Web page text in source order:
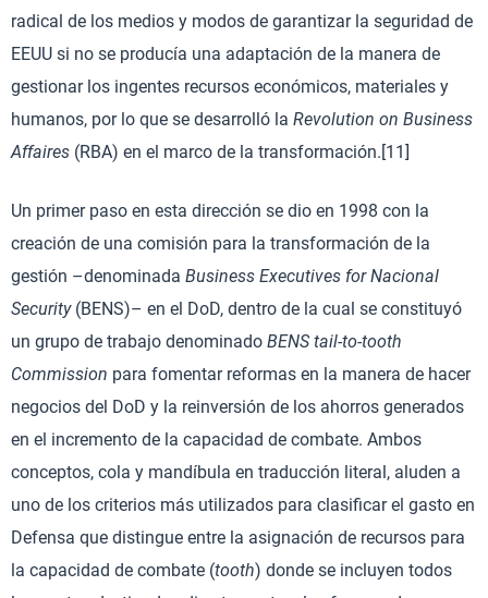
radical de los medios y modos de garantizar la seguridad de
EEUU si no se producía una adaptación de la manera de
gestionar los ingentes recursos económicos, materiales y
humanos, por lo que se desarrolló la Revolution on Business
Affaires (RBA) en el marco de la transformación.[11]
Un primer paso en esta dirección se dio en 1998 con la
creación de una comisión para la transformación de la
gestión –denominada Business Executives for Nacional
Security(BENS)– en el DoD, dentro de la cual se constituyó
un grupo de trabajo denominado BENS tail-to-tooth
Commission para fomentar reformas en la manera de hacer
negocios del DoD y la reinversión de los ahorros generados
en el incremento de la capacidad de combate. Ambos
conceptos, cola y mandíbula en traducción literal, aluden a
uno de los criterios más utilizados para clasificar el gasto en
Defensa que distingue entre la asignación de recursos para
la capacidad de combate (tooth) donde se incluyen todos